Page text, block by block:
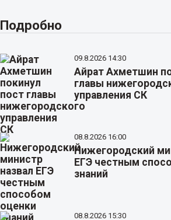
Подробно
09.8.2026 14:30
Айрат Ахметшин
главы
управления СК
08.8.2026 16:00
Нижегородский
ЕГЭ честным
знаний
08.8.2026 15:30